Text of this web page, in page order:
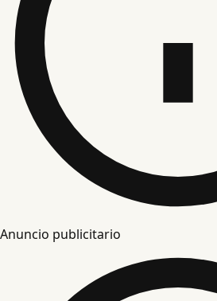
Anuncio publicitario